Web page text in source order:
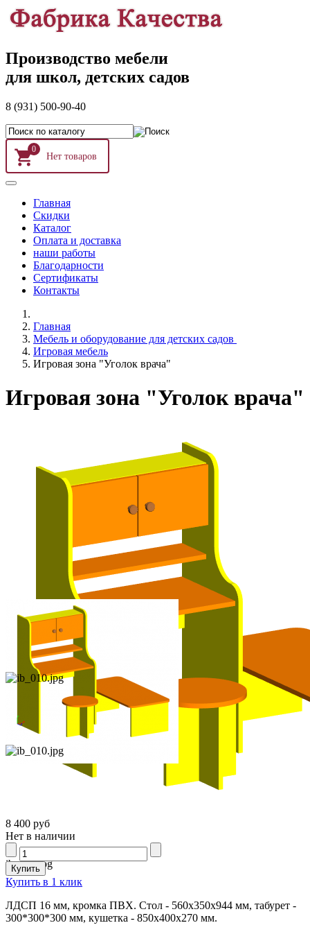
Производство мебели
для школ, детских садов
8 (931) 500-90-40
0
Главная
Скидки
Каталог
Оплата и доставка
наши работы
Благодарности
Сертификаты
Контакты
Главная
Мебель и оборудование для детских садов
Игровая мебель
Игровая зона "Уголок врача"
Игровая зона "Уголок врача"
ib_010.jpg
8 400 руб
Нет в наличии
Купить в 1 клик
ЛДСП 16 мм, кромка ПВХ. Стол - 560х350х944 мм, табурет -
300*300*300 мм, кушетка - 850х400х270 мм.